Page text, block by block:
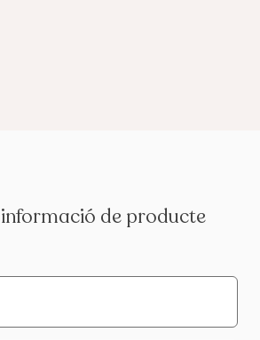
informació de producte